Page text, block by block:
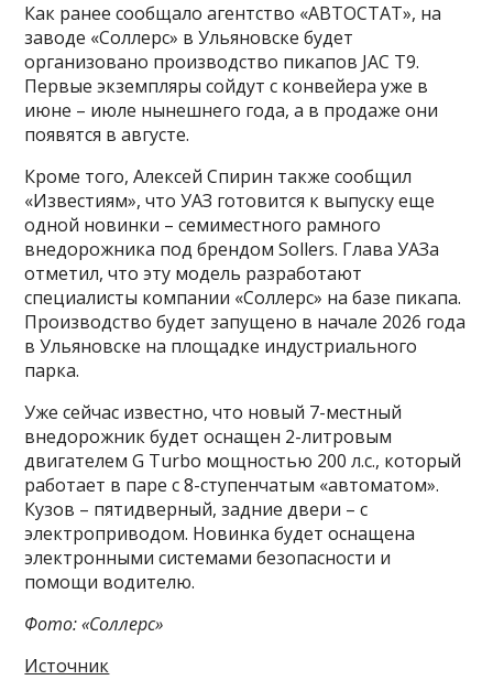
Как ранее сообщало агентство «АВТОСТАТ», на
заводе «Соллерс» в Ульяновске будет
организовано производство пикапов JAC T9.
Первые экземпляры сойдут с конвейера уже в
июне – июле нынешнего года, а в продаже они
появятся в августе.
Кроме того, Алексей Спирин также сообщил
«Известиям», что УАЗ готовится к выпуску еще
одной новинки – семиместного рамного
внедорожника под брендом Sollers. Глава УАЗа
отметил, что эту модель разработают
специалисты компании «Соллерс» на базе пикапа.
Производство будет запущено в начале 2026 года
в Ульяновске на площадке индустриального
парка.
Уже сейчас известно, что новый 7-местный
внедорожник будет оснащен 2-литровым
двигателем G Turbo мощностью 200 л.с., который
работает в паре с 8-ступенчатым «автоматом».
Кузов – пятидверный, задние двери – с
электроприводом. Новинка будет оснащена
электронными системами безопасности и
помощи водителю.
Фото: «Соллерс»
Источник